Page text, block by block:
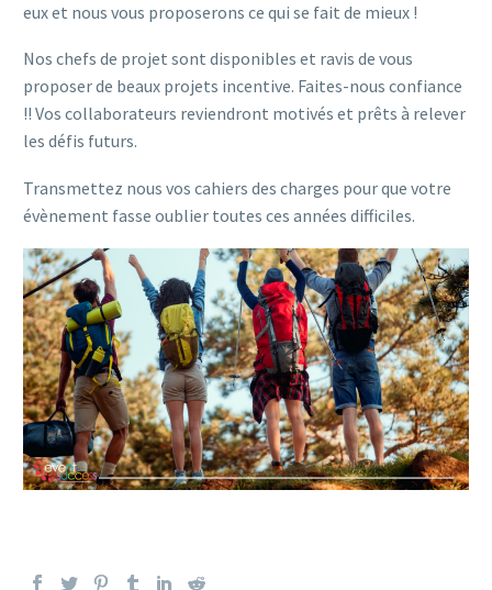
eux et nous vous proposerons ce qui se fait de mieux !
Nos chefs de projet sont disponibles et ravis de vous
proposer de beaux projets incentive. Faites-nous confiance
!! Vos collaborateurs reviendront motivés et prêts à relever
les défis futurs.
Transmettez nous vos cahiers des charges pour que votre
évènement fasse oublier toutes ces années difficiles.